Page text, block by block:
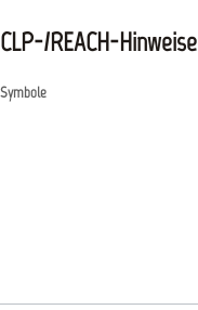
CLP-/REACH-Hinweise
Symbole